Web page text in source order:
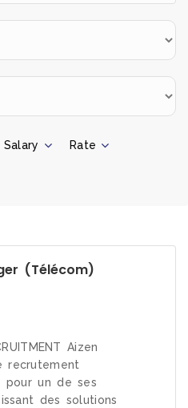
Salary
Rate
(Télécom)
Aizen
recrutement
pour un de ses
des solutions